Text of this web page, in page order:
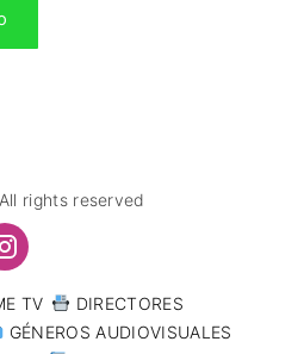
rights reserved
TV
DIRECTORES
GÉNEROS AUDIOVISUALES